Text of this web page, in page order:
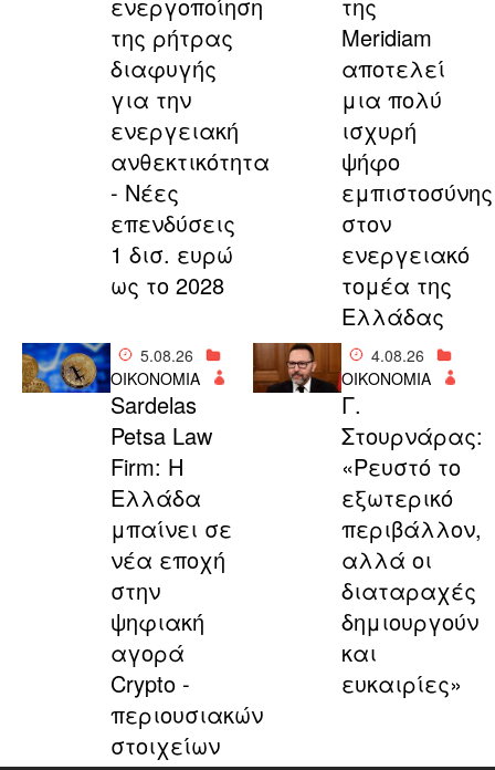
ενεργοποίηση
της ρήτρας
διαφυγής
για την
ενεργειακή
ανθεκτικότητα
- Νέες
επενδύσεις
1 δισ. ευρώ
ως το 2028
της
Meridiam
αποτελεί
μια πολύ
ισχυρή
ψήφο
εμπιστοσύνης
στον
ενεργειακό
τομέα της
Ελλάδας
5.08.26
ΟΙΚΟΝΟΜΙΑ
Sardelas
Petsa Law
Firm: Η
Ελλάδα
μπαίνει σε
νέα εποχή
στην
ψηφιακή
αγορά
Crypto -
περιουσιακών
στοιχείων
4.08.26
ΟΙΚΟΝΟΜΙΑ
Γ.
Στουρνάρας:
«Ρευστό το
εξωτερικό
περιβάλλον,
αλλά οι
διαταραχές
δημιουργούν
και
ευκαιρίες»